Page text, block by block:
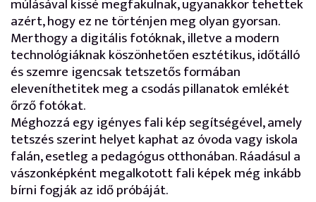
azért, hogy ez ne történjen meg olyan gyorsan.
Merthogy a digitális fotóknak, illetve a modern
technológiáknak köszönhetően esztétikus, időtálló
és szemre igencsak tetszetős formában
eleveníthetitek meg a csodás pillanatok emlékét
őrző fotókat.
Méghozzá egy igényes fali kép segítségével, amely
tetszés szerint helyet kaphat az óvoda vagy iskola
falán, esetleg a pedagógus otthonában. Ráadásul a
vászonképként megalkotott fali képek még inkább
bírni fogják az idő próbáját.